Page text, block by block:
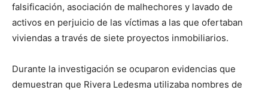
falsificación, asociación de malhechores y lavado de
activos en perjuicio de las víctimas a las que ofertaban
viviendas a través de siete proyectos inmobiliarios.
Durante la investigación se ocuparon evidencias que
demuestran que Rivera Ledesma utilizaba nombres de